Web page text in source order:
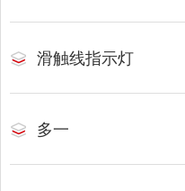
滑触线指示灯
多一